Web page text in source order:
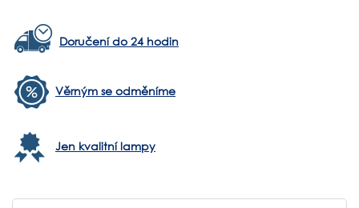
Doručení do 24 hodin
Věrným se odměníme
Jen kvalitní lampy